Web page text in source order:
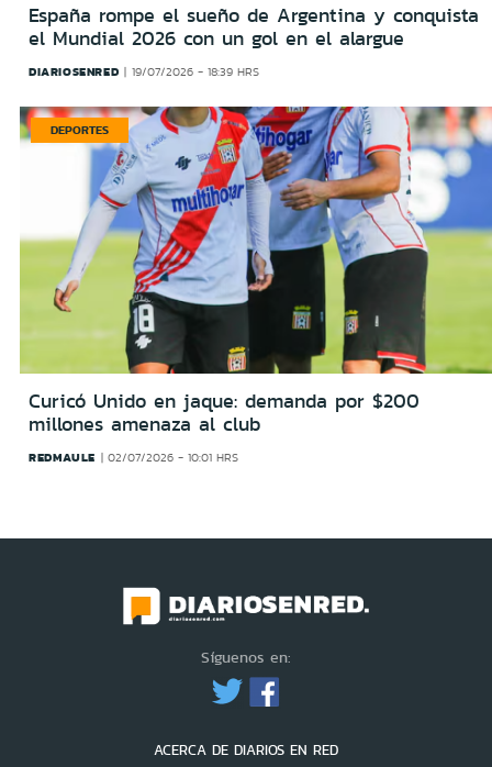
España rompe el sueño de Argentina y conquista
el Mundial 2026 con un gol en el alargue
DIARIOSENRED 19/07/2026 - 18:39 HRS
DEPORTES
Curicó Unido en jaque: demanda por $200
millones amenaza al club
REDMAULE 02/07/2026 - 10:01 HRS
Síguenos en:
ACERCA DE DIARIOS EN RED